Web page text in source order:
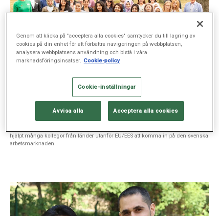
Utbildning vägen till svensk legitimation
Idag välkomnar Sophiahemmet Högskola 13 sjuksköterskor och 20 läkare som
hjälpt många kollegor från länder utanför EU/EES att komma in på den svenska
arbetsmarknaden.
Genom att klicka på "acceptera alla cookies" samtycker du till lagring av
cookies på din enhet för att förbättra navigeringen på webbplatsen,
analysera webbplatsens användning och bistå i våra
marknadsföringsinsatser. Cookie-policy
Cookie-inställningar
Avvisa alla Acceptera alla cookies